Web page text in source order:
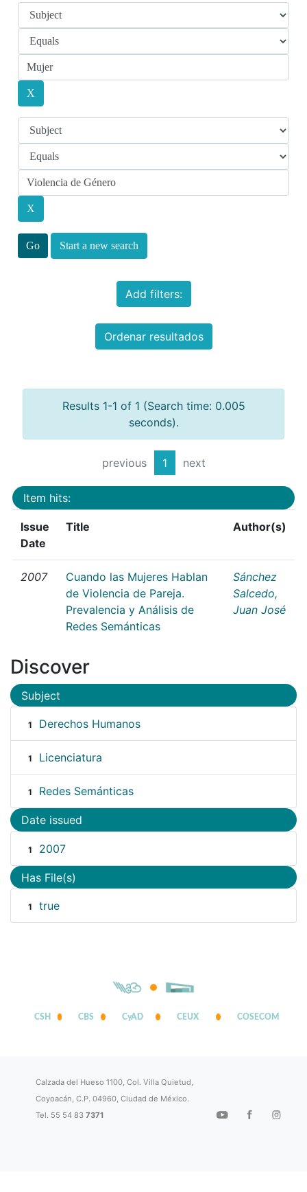
Start a new search
Add filters:
Ordenar resultados
Results 1-1 of 1 (Search time: 0.005
seconds).
previous 1 next
Item hits:
Issue
Date
Title Author(s)
2007
Cuando las Mujeres Hablan
de Violencia de Pareja.
Prevalencia y Análisis de
Redes Semánticas
Sánchez
Salcedo,
Juan José
Discover
Subject
1 Derechos Humanos
1 Licenciatura
1 Redes Semánticas
Date issued
1 2007
Has File(s)
1 true
CSH CBS CyAD CEUX COSECOM
Calzada del Hueso 1100, Col. Villa Quietud,
Coyoacán, C.P. 04960, Ciudad de México.
Tel. 55 54 837371